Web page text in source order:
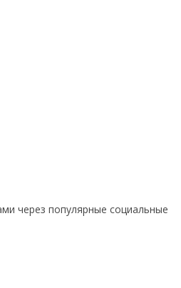
через популярные социальные